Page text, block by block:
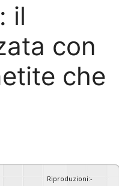
il
con
che
Riproduzioni:-